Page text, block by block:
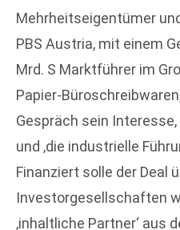
Mehrheitseigentümer
PBS Austria, mit einem
Mrd. S Marktführer im
Papier-
Gespräch sein
und ‚die industrielle
Finanziert solle der Deal
Investorgesellschaften
‚inhaltliche Partner‘ aus